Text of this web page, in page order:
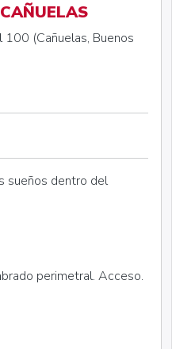
100 (Cañuelas, Buenos
sueños dentro del
perimetral. Acceso.